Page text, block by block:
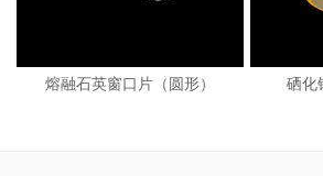
熔融石英窗口片（圆形） 硒化